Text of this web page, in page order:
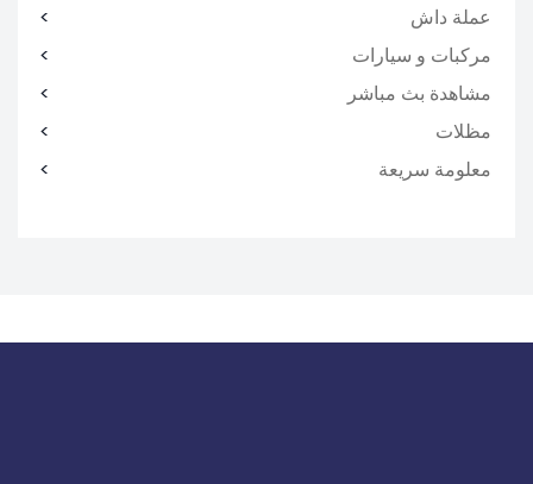
عملة داش
مركبات و سيارات
مشاهدة بث مباشر
مظلات
معلومة سريعة